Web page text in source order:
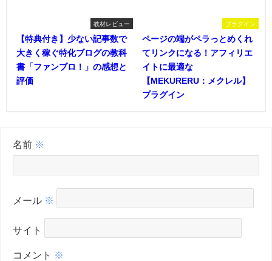
教材レビュー
【特典付き】少ない記事数で
大きく稼ぐ特化ブログの教科
書「ファンブロ！」の感想と
評価
プラグイン
ページの端がペラっとめくれ
てリンクになる！アフィリエ
イトに最適な
【MEKURERU：メクレル】
プラグイン
コメント ※
名前 ※
メール ※
サイト